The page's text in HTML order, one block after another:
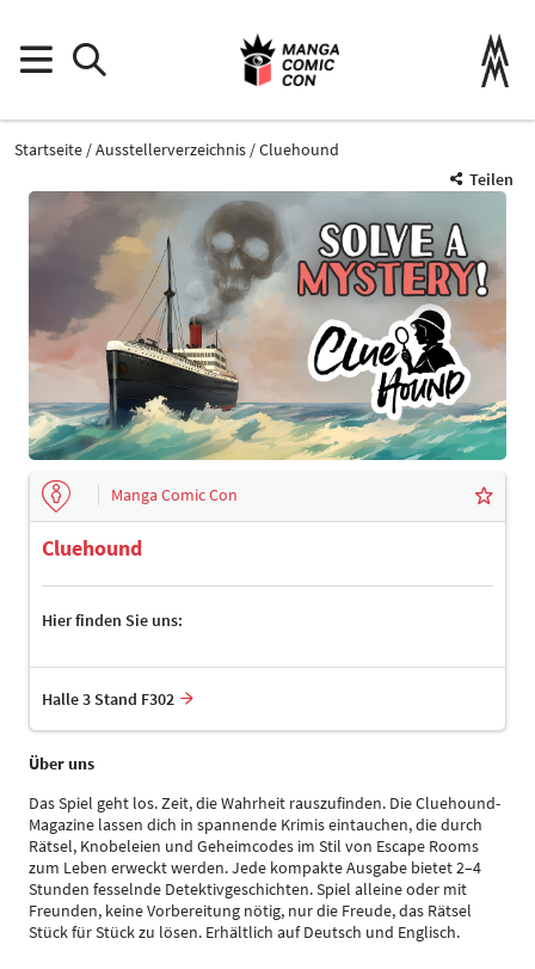
Startseite Ausstellerverzeichnis
Cluehound
Teilen
Manga Comic Con
Cluehound
Hier finden Sie uns:
Halle 3 Stand F302
Über uns
Das Spiel geht los. Zeit, die Wahrheit rauszufinden. Die Cluehound-
Magazine lassen dich in spannende Krimis eintauchen, die durch
Rätsel, Knobeleien und Geheimcodes im Stil von Escape Rooms
zum Leben erweckt werden. Jede kompakte Ausgabe bietet 2–4
Stunden fesselnde Detektivgeschichten. Spiel alleine oder mit
Freunden, keine Vorbereitung nötig, nur die Freude, das Rätsel
Stück für Stück zu lösen. Erhältlich auf Deutsch und Englisch.